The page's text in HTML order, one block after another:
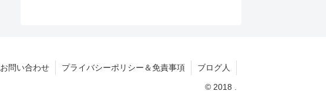
お問い合わせ プライバシーポリシー＆免責事項 ブログ人
© 2018 .